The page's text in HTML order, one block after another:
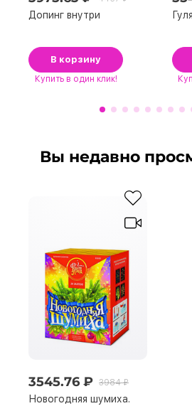
Допинг внутри
В корзину
Купить в один клик!
Вы недавно
3545.76 ₽ 3984 ₽
Новогодняя шумиха.